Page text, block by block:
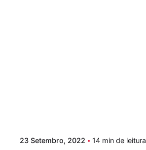
23 Setembro, 2022 14 min de leitura